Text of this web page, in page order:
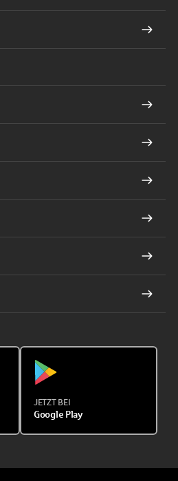
JETZT BEI
Google Play